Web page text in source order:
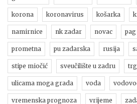
korona koronavirus košarka
namirnice nk zadar novac pag
prometna pu zadarska rusija
stipe miočić sveučilište u zadru
ulicama moga grada voda
vremenska prognoza vrijeme